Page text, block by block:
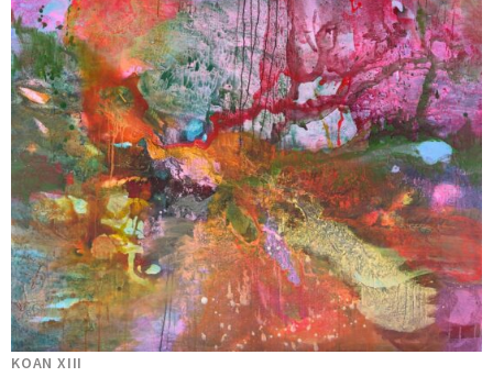
KOAN XIII